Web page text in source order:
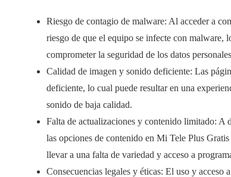
Riesgo de contagio de malware: Al acceder a
riesgo de que el equipo se infecte con malware,
comprometer la seguridad de los datos
Calidad de imagen y sonido deficiente: Las
deficiente, lo cual puede resultar en una
sonido de baja calidad.
Falta de actualizaciones y contenido limitado: A
las opciones de contenido en Mi Tele Plus
llevar a una falta de variedad y acceso a
Consecuencias legales y éticas: El uso y acceso